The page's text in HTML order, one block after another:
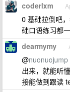
coderlxm
0 基础拉倒吧
础口语练习都一
dearmymy
@nuonuojump
出来，就能听
接能做到跟读